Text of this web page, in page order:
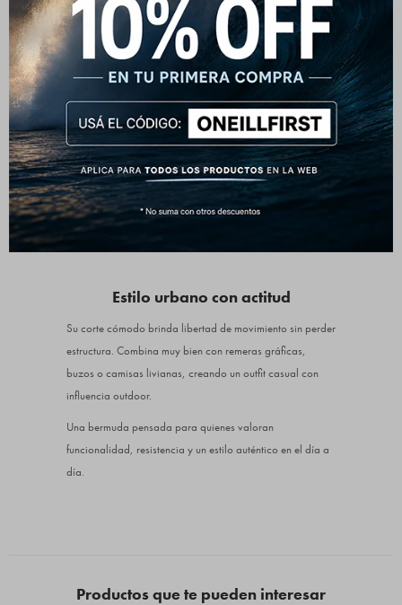
Confeccionada en corderoy de calidad, ofrece una
textura distintiva y mayor resistencia al uso diario. Es una
opción versátil que funciona tanto en media estación
como en días más frescos de verano.
Diseño práctico y funcional
Cuenta con bolsillos laterales tipo cargo con solapa,
además de bolsillos traseros y delanteros que aportan
practicidad real. El cierre frontal con botón y pasacintos
permite ajustarla fácilmente y combinarla con distintos
Estilo urbano con actitud
Su corte cómodo brinda libertad de movimiento sin perder
estructura. Combina muy bien con remeras gráficas,
buzos o camisas livianas, creando un outfit casual con
influencia outdoor.
Una bermuda pensada para quienes valoran
funcionalidad, resistencia y un estilo auténtico en el día a
día.
Productos que te pueden interesar